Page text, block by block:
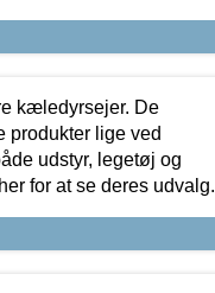
kæledyrsejer. De
produkter lige ved
udstyr, legetøj og
for at se deres udvalg.